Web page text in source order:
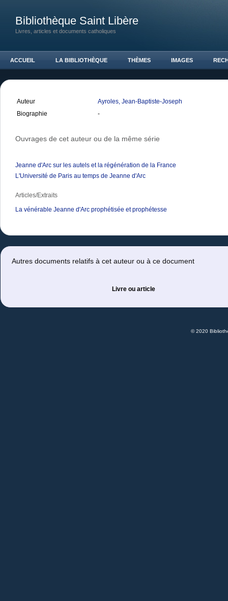
Bibliothèque Saint Libère
Livres, articles et documents catholiques
ACCUEIL LA BIBLIOTHÈQUE THÈMES IMAGES
Auteur
Ayroles, Jean-Baptiste-Joseph
Biographie
-
Ouvrages de cet auteur ou de la même série
Jeanne d'Arc sur les autels et la régénération de la France
L'Université de Paris au temps de Jeanne d'Arc
Articles/Extraits
La vénérable Jeanne d'Arc prophétisée et prophétesse
Autres documents relatifs à cet auteur ou à ce document
Livre ou article
© 2020